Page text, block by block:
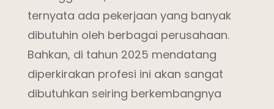
ternyata ada pekerjaan yang banyak
dibutuhin oleh berbagai perusahaan.
Bahkan, di tahun 2025 mendatang
diperkirakan profesi ini akan sangat
dibutuhkan seiring berkembangnya